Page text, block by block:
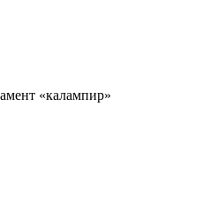
«калампир»